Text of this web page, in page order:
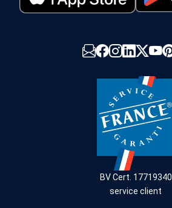
BV Cert. 17719340
service client